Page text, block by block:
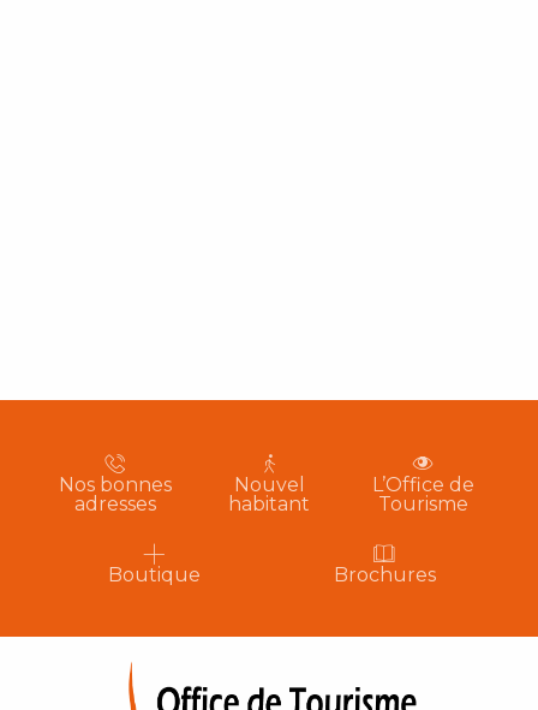
Nos bonnes
adresses
Nouvel
habitant
L’Office de
Tourisme
Boutique Brochures